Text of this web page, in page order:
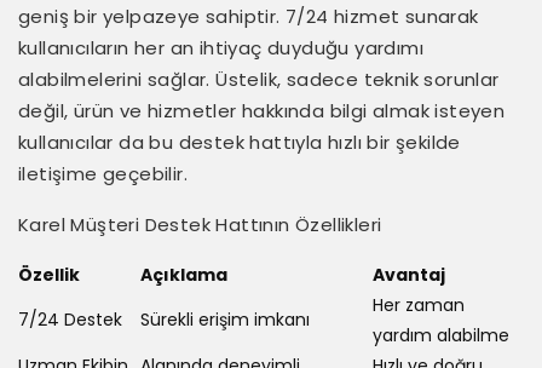
geniş bir yelpazeye sahiptir. 7/24 hizmet sunarak
kullanıcıların her an ihtiyaç duyduğu yardımı
alabilmelerini sağlar. Üstelik, sadece teknik sorunlar
değil, ürün ve hizmetler hakkında bilgi almak isteyen
kullanıcılar da bu destek hattıyla hızlı bir şekilde
iletişime geçebilir.
Karel Müşteri Destek Hattının Özellikleri
Özellik Açıklama
Avantaj
7/24 Destek
Sürekli erişim imkanı
Her zaman
yardım alabilme